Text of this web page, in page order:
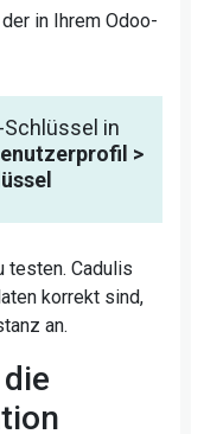
in Ihrem Odoo-
Schlüssel in
>
testen. Cadulis
korrekt sind,
an.